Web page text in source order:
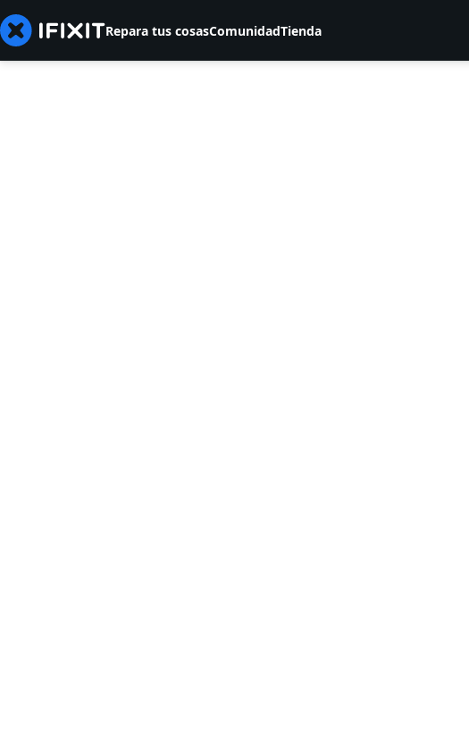
Repara tus cosasComunidadTienda